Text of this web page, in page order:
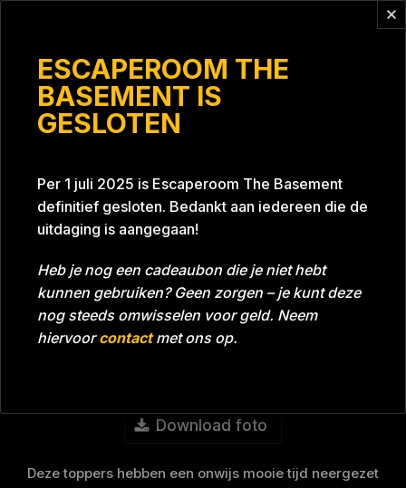
ESCAPEROOM THE
BASEMENT IS
GESLOTEN
Per 1 juli 2025 is Escaperoom The Basement
definitief gesloten. Bedankt aan iedereen die de
uitdaging is aangegaan!
Heb je nog een cadeaubon die je niet hebt
kunnen gebruiken? Geen zorgen – je kunt deze
nog steeds omwisselen voor geld. Neem
hiervoorcontactmet ons op.
Tijd 01:14:29 Datum 23-02-2024
Room Project Blue 26A8
Download foto
Deze toppers hebben een onwijs mooie tijd neergezet